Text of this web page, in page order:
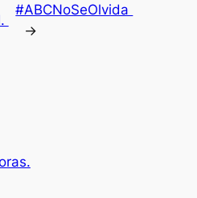
#ABCNoSeOlvida
→